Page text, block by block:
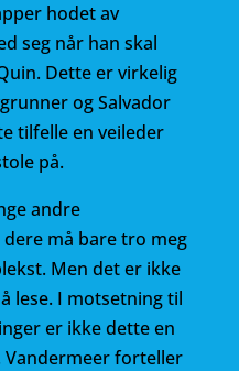
hodet av
seg når han skal
Dette er virkelig
og Salvador
tilfelle en veileder
på.
andre
må bare tro meg
Men det er ikke
lese. I motsetning til
er ikke dette en
forteller